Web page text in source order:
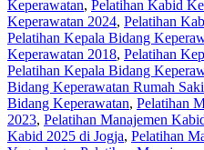
Keperawatan, Pelatihan Kabid
Keperawatan 2024, Pelatihan
Pelatihan Kepala Bidang
Keperawatan 2018, Pelatihan
Pelatihan Kepala Bidang
Bidang Keperawatan Rumah
Bidang Keperawatan, Pelatihan
2023, Pelatihan Manajemen
Kabid 2025 di Jogja, Pelatihan